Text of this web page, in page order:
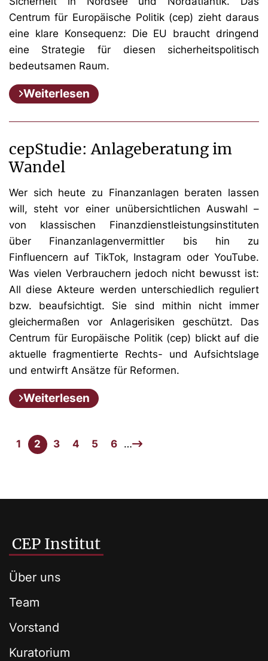
Centrum für Europäische Politik (cep) zieht daraus
eine klare Konsequenz: Die EU braucht dringend
eine Strategie für diesen sicherheitspolitisch
bedeutsamen Raum.
Weiterlesen
cepStudie: Anlageberatung im
Wandel
Wer sich heute zu Finanzanlagen beraten lassen
will, steht vor einer unübersichtlichen Auswahl –
von klassischen Finanzdienstleistungsinstituten
über Finanzanlagenvermittler bis hin zu
Finfluencern auf TikTok, Instagram oder YouTube.
Was vielen Verbrauchern jedoch nicht bewusst ist:
All diese Akteure werden unterschiedlich reguliert
bzw. beaufsichtigt. Sie sind mithin nicht immer
gleichermaßen vor Anlagerisiken geschützt. Das
Centrum für Europäische Politik (cep) blickt auf die
aktuelle fragmentierte Rechts- und Aufsichtslage
und entwirft Ansätze für Reformen.
Weiterlesen
1 2 3 4 5 6 …
CEP Institut
Über uns
Team
Vorstand
Kuratorium